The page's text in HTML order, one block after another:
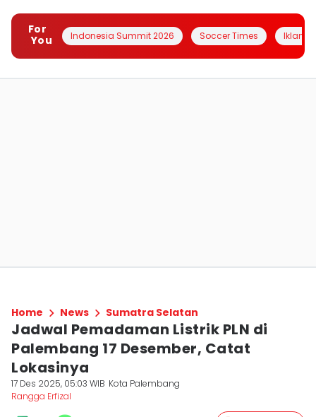
For
You
Indonesia Summit 2026 Soccer Times Iklanin
Home News Sumatra Selatan
Jadwal Pemadaman Listrik PLN di
Palembang 17 Desember, Catat
Lokasinya
17 Des 2025, 05:03 WIB Kota Palembang
Rangga Erfizal